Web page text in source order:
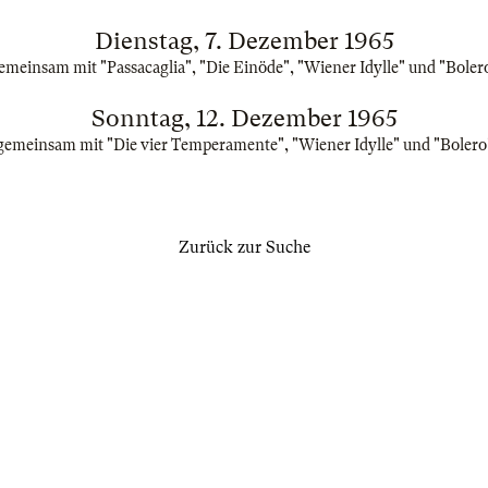
Dienstag, 7. Dezember 1965
mit "Passacaglia", "Die Einöde", "Wiener Idylle" und
Sonntag, 12. Dezember 1965
mit "Die vier Temperamente", "Wiener Idylle" und
Zurück zur Suche